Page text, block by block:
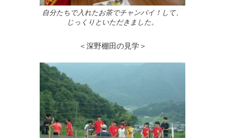
自分たちで入れたお茶でチャンパイ！して、
じっくりといただきました。
＜深野棚田の見学＞